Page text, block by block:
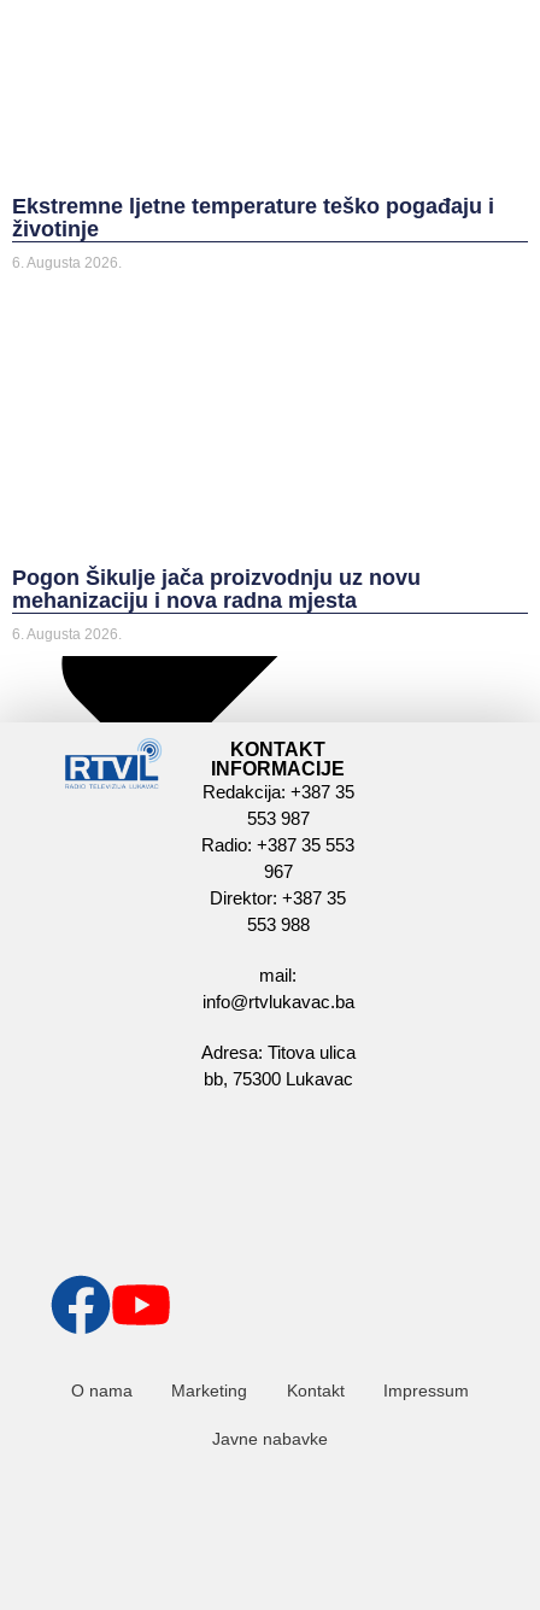
Ekstremne ljetne temperature teško pogađaju i
životinje
6. Augusta 2026.
Pogon Šikulje jača proizvodnju uz novu
mehanizaciju i nova radna mjesta
6. Augusta 2026.
KONTAKT
INFORMACIJE
Redakcija: +387 35
553 987
Radio: +387 35 553
967
Direktor: +387 35
553 988
mail:
info@rtvlukavac.ba
Adresa: Titova ulica
bb, 75300 Lukavac
O nama Marketing Kontakt Impressum
Javne nabavke